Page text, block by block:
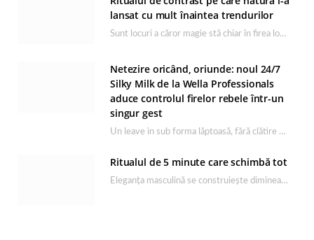
lansat cu mult înaintea trendurilor
Sunt locuri a căror magie stă chiar în firea lor naturală, iar Lacul Ursu din…
Netezire oricând, oriunde: noul 24/7
Silky Milk de la Wella Professionals
aduce controlul firelor rebele într-un
singur gest
Un leave in sub forma lăptoasă, fără clătire care completează rutina Ultimate Smooth și transformă…
Ritualul de 5 minute care schimbă tot
Eleganța masculină se construiește dimineața, în câteva minute și cu produsele potrivite. O rutină de…